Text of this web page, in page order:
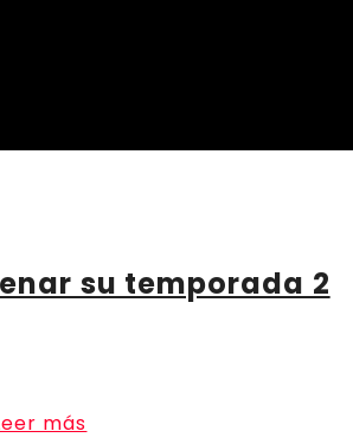
su temporada 2
más